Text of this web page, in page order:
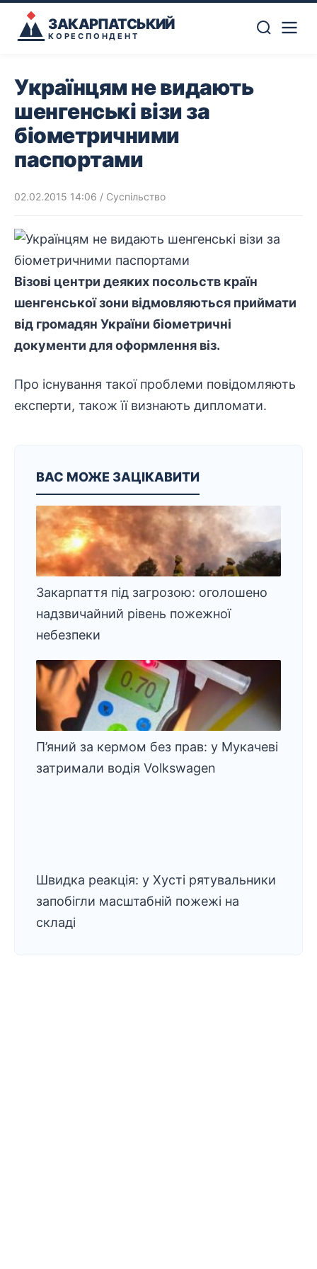
ЗАКАРПАТСЬКИЙ
КОРЕСПОНДЕНТ
Українцям не видають
шенгенські візи за
біометричними
паспортами
02.02.2015 14:06 / Суспільство
Візові центри деяких посольств країн
шенгенської зони відмовляються приймати
від громадян України біометричні
документи для оформлення віз.
Про існування такої проблеми повідомляють
експерти, також її визнають дипломати.
ВАС МОЖЕ ЗАЦІКАВИТИ
Закарпаття під загрозою: оголошено
надзвичайний рівень пожежної
небезпеки
П’яний за кермом без прав: у Мукачеві
затримали водія Volkswagen
Швидка реакція: у Хусті рятувальники
запобігли масштабній пожежі на
складі